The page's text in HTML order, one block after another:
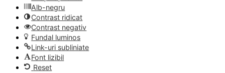
Alb-negru
Contrast ridicat
Contrast negativ
Fundal luminos
Link-uri subliniate
Font lizibil
Reset